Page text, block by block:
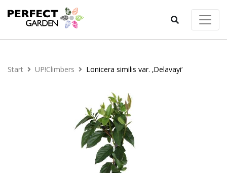
Start UP!Climbers Lonicera similis var. ‚Delavayi‘